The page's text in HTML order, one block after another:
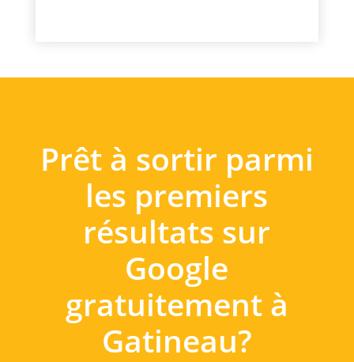
Prêt à sortir parmi
les premiers
résultats sur
Google
gratuitement à
Gatineau?